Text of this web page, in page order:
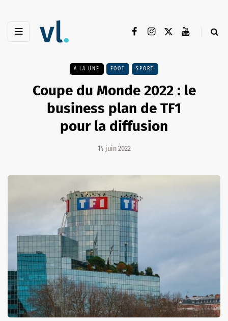
A LA UNE FOOT SPORT
Coupe du Monde 2022 : le
business plan de TF1
pour la diffusion
14 juin 2022